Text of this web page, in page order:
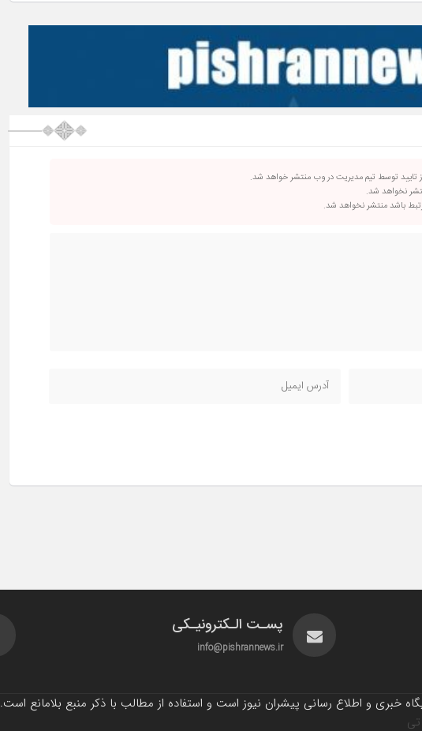
توسط تیم مدیریت در وب منتشر خواهد شد.
نخواهد شد.
باشد منتشر نخواهد شد.
پسـت الـکترونیـکی
info@pishrannews.ir
خبری و اطلاع رسانی پیشران نیوز است و استفاده از مطالب با ذکر منبع بلامانع است.